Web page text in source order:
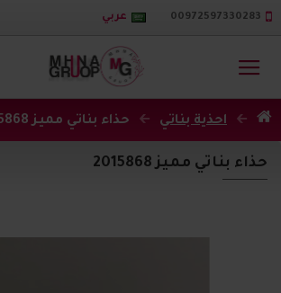
00972597330283 عربي
احذية بناتي حذاء بناتي مميز 2015868
حذاء بناتي مميز 2015868